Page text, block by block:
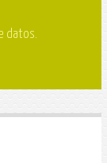
datos.